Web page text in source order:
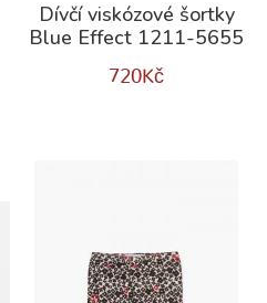
Dívčí viskózové šortky
Blue Effect 1211-5655
720Kč